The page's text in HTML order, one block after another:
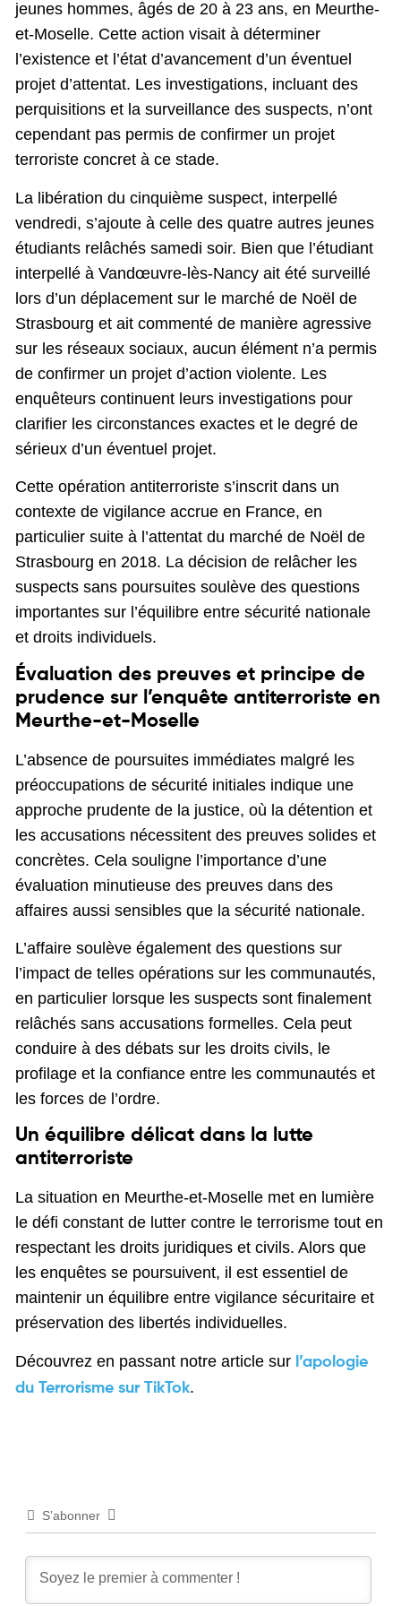
jeunes hommes, âgés de 20 à 23 ans, en Meurthe-
et-Moselle. Cette action visait à déterminer
l’existence et l’état d’avancement d’un éventuel
projet d’attentat. Les investigations, incluant des
perquisitions et la surveillance des suspects, n’ont
cependant pas permis de confirmer un projet
terroriste concret à ce stade.
La libération du cinquième suspect, interpellé
vendredi, s’ajoute à celle des quatre autres jeunes
étudiants relâchés samedi soir. Bien que l’étudiant
interpellé à Vandœuvre-lès-Nancy ait été surveillé
lors d’un déplacement sur le marché de Noël de
Strasbourg et ait commenté de manière agressive
sur les réseaux sociaux, aucun élément n’a permis
de confirmer un projet d’action violente. Les
enquêteurs continuent leurs investigations pour
clarifier les circonstances exactes et le degré de
sérieux d’un éventuel projet.
Cette opération antiterroriste s’inscrit dans un
contexte de vigilance accrue en France, en
particulier suite à l’attentat du marché de Noël de
Strasbourg en 2018. La décision de relâcher les
suspects sans poursuites soulève des questions
importantes sur l’équilibre entre sécurité nationale
et droits individuels.
Évaluation des preuves et principe de
prudence sur l’enquête antiterroriste en
Meurthe-et-Moselle
L’absence de poursuites immédiates malgré les
préoccupations de sécurité initiales indique une
approche prudente de la justice, où la détention et
les accusations nécessitent des preuves solides et
concrètes. Cela souligne l’importance d’une
évaluation minutieuse des preuves dans des
affaires aussi sensibles que la sécurité nationale.
L’affaire soulève également des questions sur
l’impact de telles opérations sur les communautés,
en particulier lorsque les suspects sont finalement
relâchés sans accusations formelles. Cela peut
conduire à des débats sur les droits civils, le
profilage et la confiance entre les communautés et
les forces de l’ordre.
Un équilibre délicat dans la lutte
antiterroriste
La situation en Meurthe-et-Moselle met en lumière
le défi constant de lutter contre le terrorisme tout en
respectant les droits juridiques et civils. Alors que
les enquêtes se poursuivent, il est essentiel de
maintenir un équilibre entre vigilance sécuritaire et
préservation des libertés individuelles.
Découvrez en passant notre article sur l’apologie
du Terrorisme sur TikTok.
S’abonner